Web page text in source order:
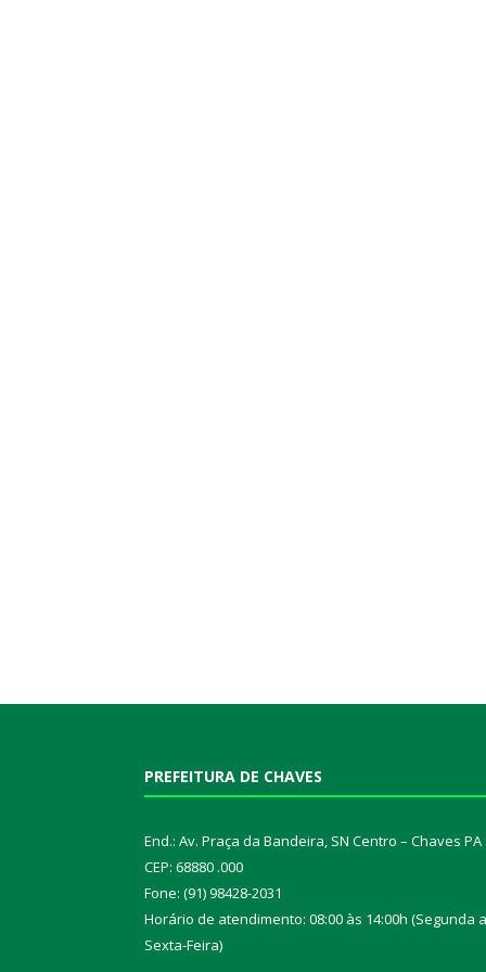
PREFEITURA DE CHAVES
End.: Av. Praça da Bandeira, SN Centro – Chaves PA
CEP: 68880 .000
Fone: (91) 98428-2031
Horário de atendimento: 08:00 às 14:00h (Segunda a
Sexta-Feira)